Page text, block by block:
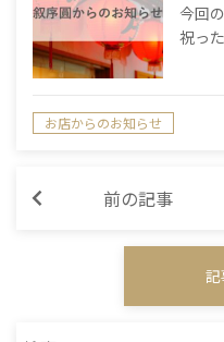
今回
祝っ
お店からのお知らせ
前の記事